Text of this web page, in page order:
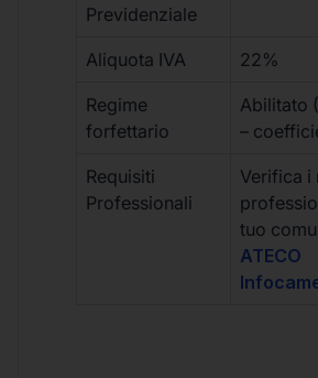
Previdenziale
Aliquota IVA 22%
Regime
forfettario
Abilitato
–
Requisiti
Professionali
Verifica i
tuo
ATECO